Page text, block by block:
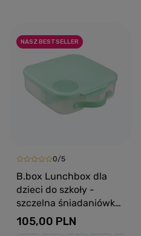
NASZ BESTSELLER
0/5
B.box Lunchbox dla
dzieci do szkoły -
szczelna śniadaniówka
z przegródkami i
wkładem chłodzącym
105,00 PLN